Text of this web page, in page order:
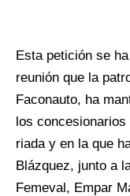
Esta petición se
reunión que la
Faconauto, ha
los
riada y en la que
Blázquez, junto a
Femeval, Empar